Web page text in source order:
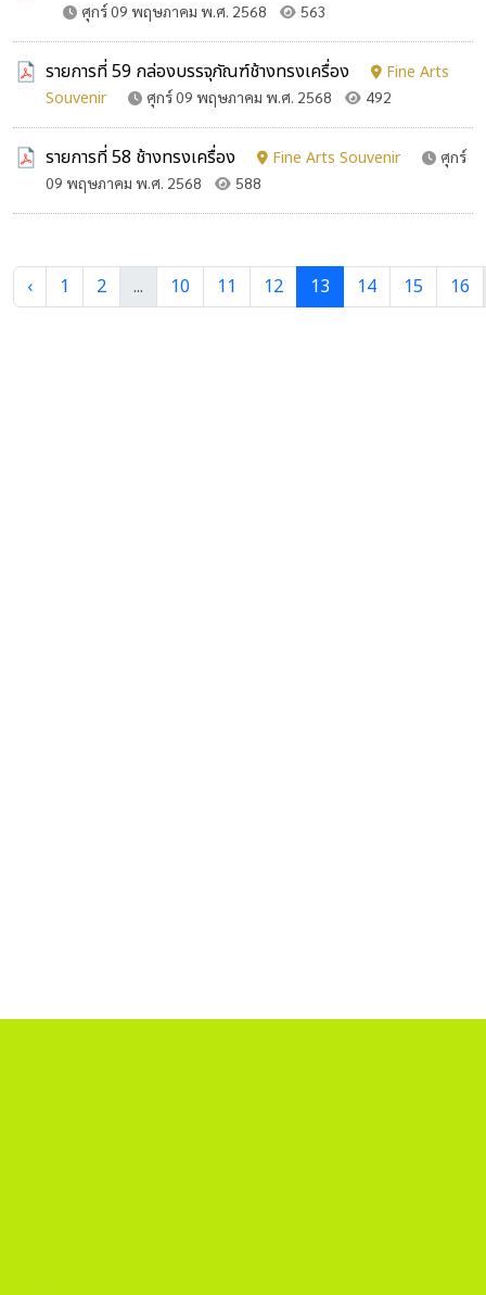
ศุกร์ 09 พฤษภาคม พ.ศ. 2568 563
รายการที่ 59 กล่องบรรจุภัณฑ์ช้างทรงเครื่อง
Fine Arts
Souvenir
ศุกร์ 09 พฤษภาคม พ.ศ. 2568 492
รายการที่ 58 ช้างทรงเครื่อง Fine Arts Souvenir
ศุกร์
09 พฤษภาคม พ.ศ. 2568
588
‹ 1 2 ... 10 11 12 13 14 15 16